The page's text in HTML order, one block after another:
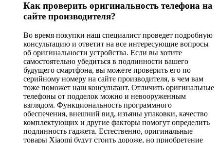
Как проверить оригинальность телефона на
сайте производителя?
Во время покупки наш специалист проведет подробную
консультацию и ответит на все интересующие вопросы
об оригинальности устройства. Если вы хотите
самостоятельно убедиться в подлинности вашего
будущего смартфона, вы можете проверить его по
серийному номеру на сайте производителя, в чем вам
тоже поможет наш консультант. Отличить оригинальные
телефоны от подделок можно и невооруженным
взглядом. Функциональность программного
обеспечения, внешний вид, изъяны упаковки, качество
комплектующих и другие факторы помогут определить
подлинность гаджета. Естественно, оригинальные
товары Xiaomi будут стоить дороже, но приобретение